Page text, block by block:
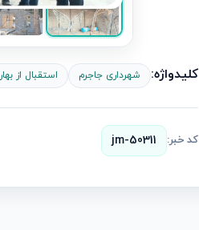
کلیدواژه: شهرداری جاجرم استقبال از بهار 1403
کد خبر: jm-50311